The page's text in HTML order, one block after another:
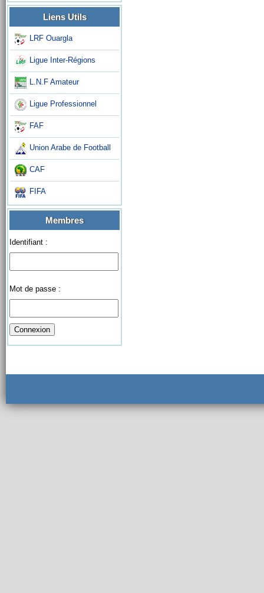
Liens Utils
LRF Ouargla
Ligue Inter-Régions
L.N.F Amateur
Ligue Professionnel
FAF
Union Arabe de Football
CAF
FIFA
Membres
Identifiant :
Mot de passe :